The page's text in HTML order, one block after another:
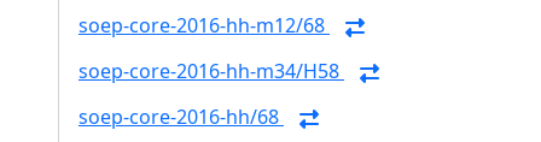
soep-core-2016-hh-m12/68
soep-core-2016-hh-m34/H58
soep-core-2016-hh/68